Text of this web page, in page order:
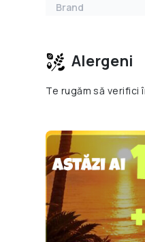
Brand
Alergeni
Te rugăm să